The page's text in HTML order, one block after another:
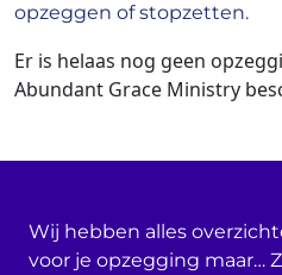
opzeggen of stopzetten.
Er is helaas nog geen
Abundant Grace Ministry
Wij hebben alles
voor je opzegging maar…